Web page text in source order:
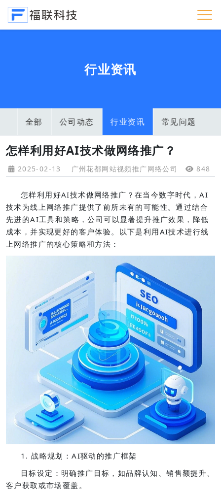
行业资讯
全部 公司动态 行业资讯 常见问题
怎样利用好AI技术做网络推广？
2025-02-13 广州花都网站视频推广网络公司 848
怎样利用好AI技术做网络推广？在当今数字时代，AI
技术为线上网络推广提供了前所未有的可能性。通过结合
先进的AI工具和策略，公司可以显著提升推广效果，降低
成本，并实现更好的客户体验。以下是利用AI技术进行线
上网络推广的核心策略和方法：
1. 战略规划：AI驱动的推广框架
目标设定：明确推广目标，如品牌认知、销售额提升、
客户获取或市场覆盖。